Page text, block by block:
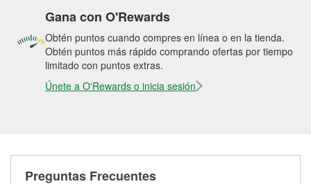
Gana con O'Rewards
Obtén puntos cuando compres en línea o en la tienda.
Obtén puntos más rápido comprando ofertas por tiempo
limitado con puntos extras.
Únete a O'Rewards o inicia sesión
Preguntas Frecuentes